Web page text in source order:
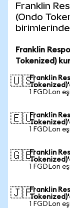
Franklin
(Ondo
Franklin
Tokenized)
🇺🇸Franklin
1 FGDLon
🇪🇺Franklin
1 FGDLon
🇬🇧Franklin
1 FGDLon
🇯🇵Franklin
1 FGDLon